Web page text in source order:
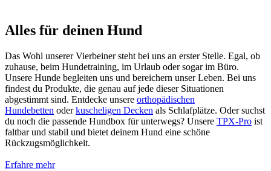
Alles für deinen Hund
Das Wohl unserer Vierbeiner steht bei uns an erster Stelle. Egal, ob
zuhause, beim Hundetraining, im Urlaub oder sogar im Büro.
Unsere Hunde begleiten uns und bereichern unser Leben. Bei uns
findest du Produkte, die genau auf jede dieser Situationen
abgestimmt sind. Entdecke unsere orthopädischen
Hundebetten oderkuscheligen Decken als Schlafplätze. Oder suchst
du noch die passende Hundbox für unterwegs? Unsere TPX-Pro ist
faltbar und stabil und bietet deinem Hund eine schöne
Rückzugsmöglichkeit.
Erfahre mehr